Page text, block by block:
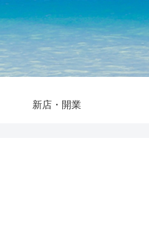
新店・開業